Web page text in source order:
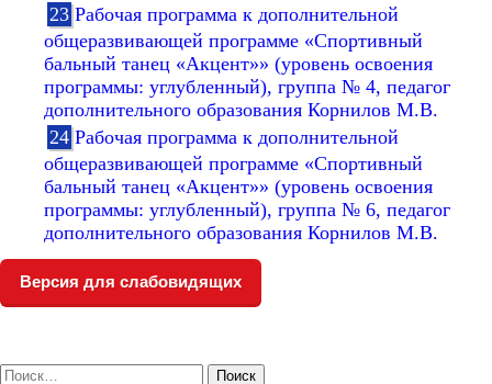
Рабочая программа к дополнительной
общеразвивающей программе «Спортивный
бальный танец «Акцент»» (уровень освоения
программы: углубленный), группа № 4, педагог
дополнительного образования Корнилов М.В.
Рабочая программа к дополнительной
общеразвивающей программе «Спортивный
бальный танец «Акцент»» (уровень освоения
программы: углубленный), группа № 6, педагог
дополнительного образования Корнилов М.В.
Версия для слабовидящих
Найти: